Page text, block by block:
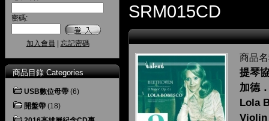
密碼:
加入會員 忘記密碼
商品目錄 Categories
USB數位母帶 (6)
開盤帶 (18)
SRM015CD
商品
提琴
加德
Lola
Violin